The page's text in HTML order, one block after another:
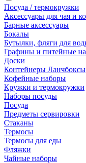
Посуда / термокружки
Аксессуары для чая и
Барные аксессуары
Бокалы
Бутылки, фляги для
Графины и питейные
Доски
Контейнеры Ланчбоксы
Кофейные наборы
Кружки и термокружки
Наборы посуды
Посуда
Предметы сервировки
Стаканы
Термосы
Термосы для еды
Фляжки
Чайные наборы